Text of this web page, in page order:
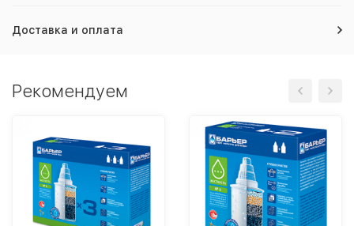
Доставка и оплата
Рекомендуем